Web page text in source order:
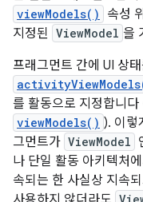
viewModels()
속성
지정된 ViewModel 을
프래그먼트 간에 UI 상
를 활동으로 지정합니다
viewModels() ). 이렇
그먼트가 ViewModel
나 단일 활동 아키텍처에
속되는 한 사실상 지속